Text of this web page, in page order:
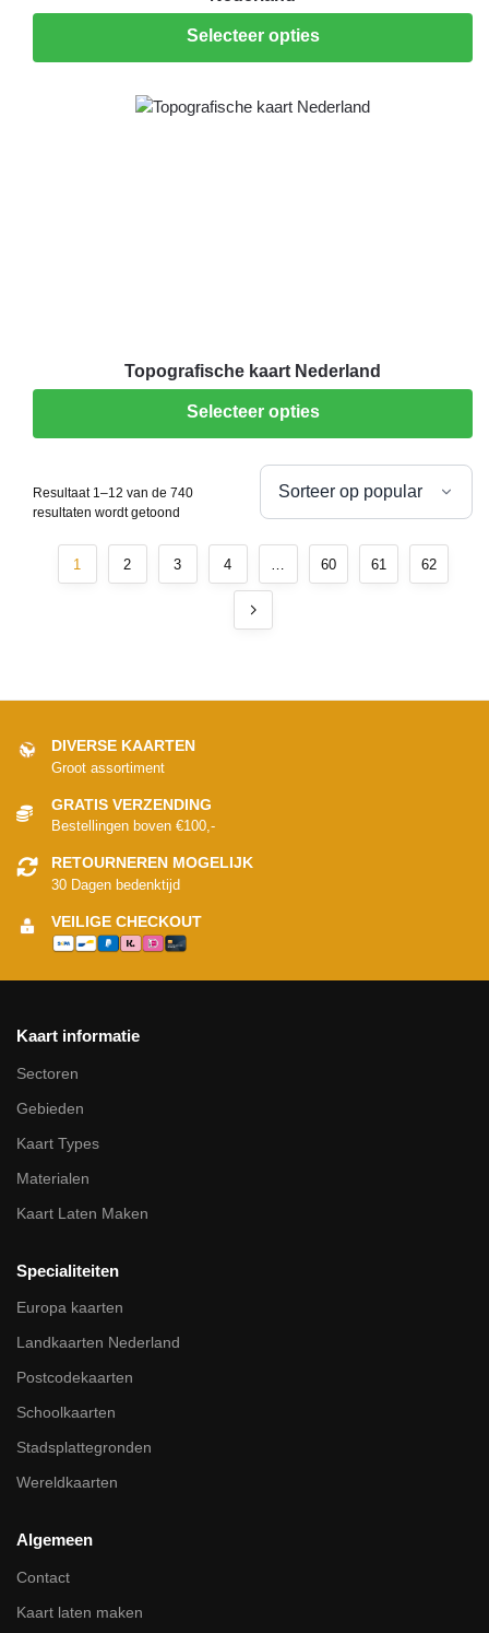
Selecteer opties
Topografische kaart Nederland
Selecteer opties
Resultaat 1–12 van de 740
resultaten wordt getoond
1 2 3 4 … 60 61 62
DIVERSE KAARTEN
Groot assortiment
GRATIS VERZENDING
Bestellingen boven €100,-
RETOURNEREN MOGELIJK
30 Dagen bedenktijd
VEILIGE CHECKOUT
Kaart informatie
Sectoren
Gebieden
Kaart Types
Materialen
Kaart Laten Maken
Specialiteiten
Europa kaarten
Landkaarten Nederland
Postcodekaarten
Schoolkaarten
Stadsplattegronden
Wereldkaarten
Algemeen
Contact
Kaart laten maken